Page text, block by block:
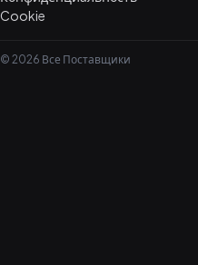
Cookie
© 2026 Все Поставщики